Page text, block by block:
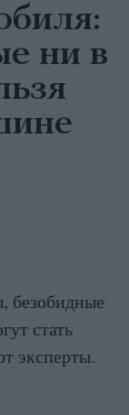
ни в
безобидные
стать
эксперты.